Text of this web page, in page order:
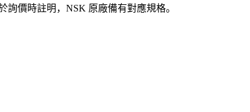
詢價時註明，NSK 原廠備有對應規格。